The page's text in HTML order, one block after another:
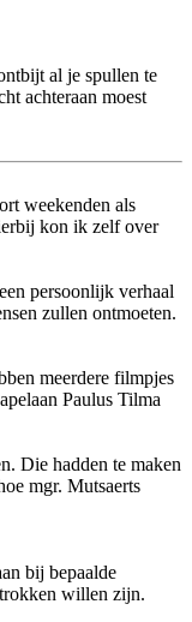
al je spullen te
achteraan moest
weekenden als
kon ik zelf over
persoonlijk verhaal
zullen ontmoeten.
meerdere filmpjes
Paulus Tilma
Die hadden te maken
mgr. Mutsaerts
bij bepaalde
willen zijn.